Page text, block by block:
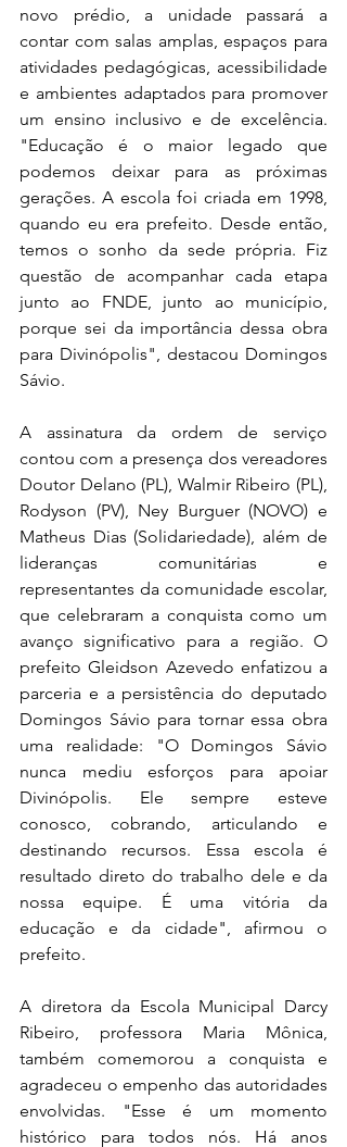
novo prédio, a unidade passará a
contar com salas amplas, espaços para
atividades pedagógicas, acessibilidade
e ambientes adaptados para promover
um ensino inclusivo e de excelência.
"Educação é o maior legado que
podemos deixar para as próximas
gerações. A escola foi criada em 1998,
quando eu era prefeito. Desde então,
temos o sonho da sede própria. Fiz
questão de acompanhar cada etapa
junto ao FNDE, junto ao município,
porque sei da importância dessa obra
para Divinópolis", destacou Domingos
Sávio.
A assinatura da ordem de serviço
contou com a presença dos vereadores
Doutor Delano (PL), Walmir Ribeiro (PL),
Rodyson (PV), Ney Burguer (NOVO) e
Matheus Dias (Solidariedade), além de
lideranças comunitárias e
representantes da comunidade escolar,
que celebraram a conquista como um
avanço significativo para a região. O
prefeito Gleidson Azevedo enfatizou a
parceria e a persistência do deputado
Domingos Sávio para tornar essa obra
uma realidade: "O Domingos Sávio
nunca mediu esforços para apoiar
Divinópolis. Ele sempre esteve
conosco, cobrando, articulando e
destinando recursos. Essa escola é
resultado direto do trabalho dele e da
nossa equipe. É uma vitória da
educação e da cidade", afirmou o
prefeito.
A diretora da Escola Municipal Darcy
Ribeiro, professora Maria Mônica,
também comemorou a conquista e
agradeceu o empenho das autoridades
envolvidas. "Esse é um momento
histórico para todos nós. Há anos